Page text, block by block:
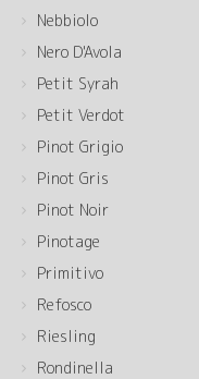
Nebbiolo
Nero D'Avola
Petit Syrah
Petit Verdot
Pinot Grigio
Pinot Gris
Pinot Noir
Pinotage
Primitivo
Refosco
Riesling
Rondinella